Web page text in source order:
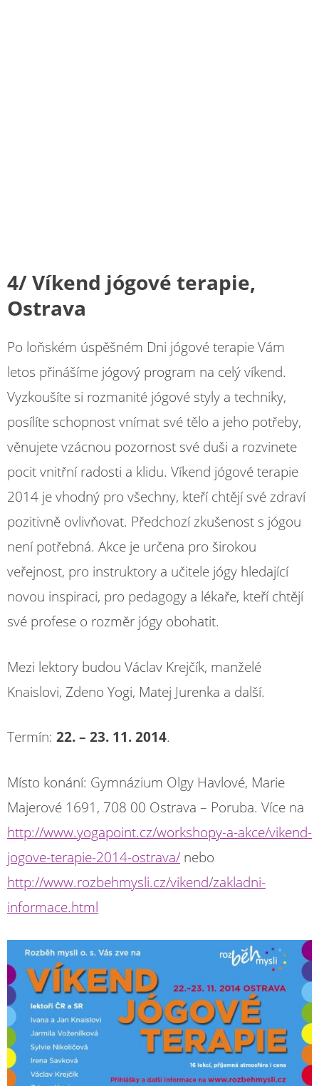
4/ Víkend jógové terapie,
Ostrava
Po loňském úspěšném Dni jógové terapie Vám
letos přinášíme jógový program na celý víkend.
Vyzkoušíte si rozmanité jógové styly a techniky,
posílíte schopnost vnímat své tělo a jeho potřeby,
věnujete vzácnou pozornost své duši a rozvinete
pocit vnitřní radosti a klidu. Víkend jógové terapie
2014 je vhodný pro všechny, kteří chtějí své zdraví
pozitivně ovlivňovat. Předchozí zkušenost s jógou
není potřebná. Akce je určena pro širokou
veřejnost, pro instruktory a učitele jógy hledající
novou inspiraci, pro pedagogy a lékaře, kteří chtějí
své profese o rozměr jógy obohatit.
Mezi lektory budou Václav Krejčík, manželé
Knaislovi, Zdeno Yogi, Matej Jurenka a další.
Termín: 22. – 23. 11. 2014.
Místo konání: Gymnázium Olgy Havlové, Marie
Majerové 1691, 708 00 Ostrava – Poruba. Více na
http://www.yogapoint.cz/workshopy-a-akce/vikend-
jogove-terapie-2014-ostrava/ nebo
http://www.rozbehmysli.cz/vikend/zakladni-
informace.html